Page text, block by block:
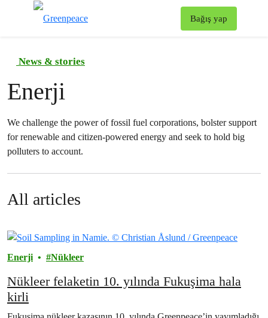
Bağış yap
News & stories
Enerji
We challenge the power of fossil fuel corporations, bolster support
for renewable and citizen-powered energy and seek to hold big
polluters to account.
All articles
Enerji Nükleer
Nükleer felaketin 10. yılında Fukuşima hala
kirli